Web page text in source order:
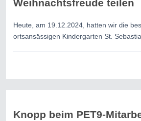
Weihnachtsfreude teilen
Heute, am 19.12.2024, hatten wir die
ortsansässigen Kindergarten St.
Knopp beim PET9-